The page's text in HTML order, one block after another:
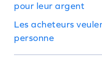
pour leur argent
Les acheteurs
personne